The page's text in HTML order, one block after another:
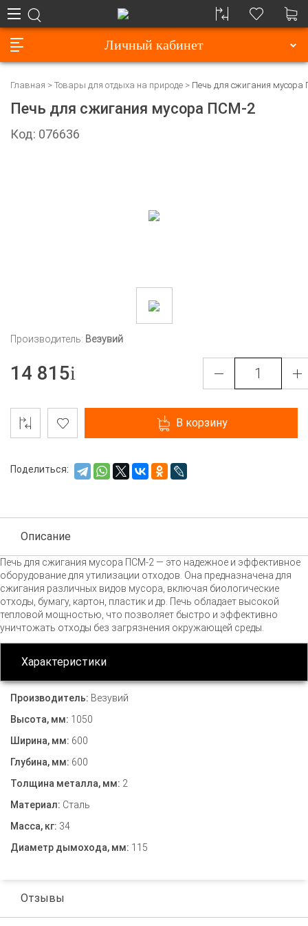
Личный кабинет
Главная Товары для отдыха на природе Печь для сжигания
Печь для сжигания мусора ПСМ-2
Код: 076636
Производитель: Везувий
14 815
В корзину
Поделиться:
Описание
Печь для сжигания мусора ПСМ-2 — это надежное и эффективное
оборудование для утилизации отходов. Она предназначена для
сжигания различных видов мусора, включая биологические
отходы, бумагу, картон, пластик и др. Печь обладает высокой
тепловой мощностью, что позволяет быстро и эффективно
уничтожать отходы без загрязнения окружающей среды.
Характеристики
Производитель: Везувий
Высота, мм: 1050
Ширина, мм: 600
Глубина, мм: 600
Толщина металла, мм: 2
Материал: Сталь
Масса, кг: 34
Диаметр дымохода, мм: 115
Отзывы